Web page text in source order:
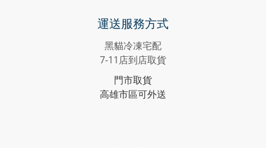
運送服務方式
黑貓冷凍宅配
7-11店到店取貨
門市取貨
高雄市區可外送